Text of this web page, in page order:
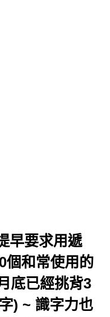
早要求用遞
個和常使用的
底已經挑背3
) ~ 識字力也